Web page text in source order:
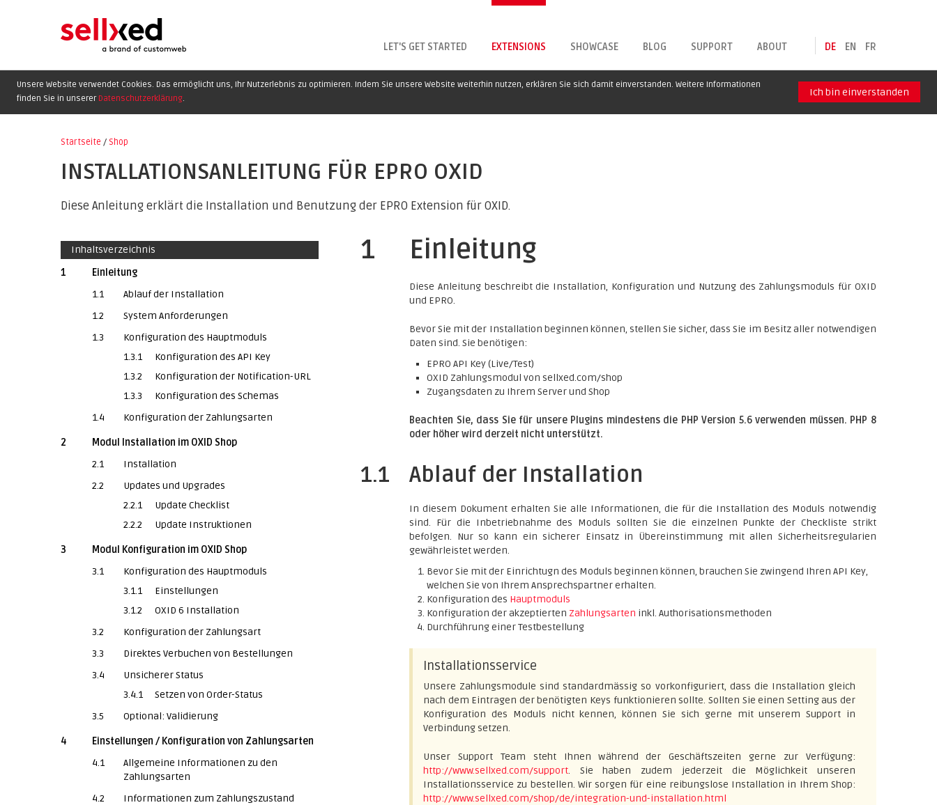
DE EN FR
LET'S GET STARTED EXTENSIONS SHOWCASE BLOG SUPPORT ABOUT
Unsere Website verwendet Cookies. Das ermöglicht uns, Ihr Nutzerlebnis zu optimieren. Indem Sie unsere Website weiterhin nutzen, erklären Sie sich damit einverstanden. Weitere Informationen
finden Sie in unserer Datenschutzerklärung.
Ich bin einverstanden
Startseite / Shop
INSTALLATIONSANLEITUNG FÜR EPRO OXID
Diese Anleitung erklärt die Installation und Benutzung der EPRO Extension für OXID.
Inhaltsverzeichnis
1
Einleitung
1.1
Ablauf der Installation
1.2
System Anforderungen
1.3
Konfiguration des Hauptmoduls
1.3.1
Konfiguration des API Key
1.3.2
Konfiguration der Notification-URL
1.3.3
Konfiguration des Schemas
1.4
Konfiguration der Zahlungsarten
2
Modul Installation im OXID Shop
2.1
Installation
2.2
Updates und Upgrades
2.2.1
Update Checklist
2.2.2
Update Instruktionen
3
Modul Konfiguration im OXID Shop
3.1
Konfiguration des Hauptmoduls
3.1.1
Einstellungen
3.1.2
OXID 6 Installation
3.2
Konfiguration der Zahlungsart
3.3
Direktes Verbuchen von Bestellungen
3.4
Unsicherer Status
3.4.1
Setzen von Order-Status
3.5
Optional: Validierung
4
Einstellungen / Konfiguration von Zahlungsarten
4.1
Allgemeine Informationen zu den
Zahlungsarten
4.2
Informationen zum Zahlungszustand
1 Einleitung
Diese Anleitung beschreibt die Installation, Konfiguration und Nutzung des Zahlungsmoduls für OXID
und EPRO.
Bevor Sie mit der Installation beginnen können, stellen Sie sicher, dass Sie im Besitz aller notwendigen
Daten sind. Sie benötigen:
EPRO API Key (Live/Test)
OXID Zahlungsmodul von sellxed.com/shop
Zugangsdaten zu Ihrem Server und Shop
Beachten Sie, dass Sie für unsere Plugins mindestens die PHP Version 5.6 verwenden müssen. PHP 8
oder höher wird derzeit nicht unterstützt.
1.1 Ablauf der Installation
In diesem Dokument erhalten Sie alle Informationen, die für die Installation des Moduls notwendig
sind. Für die Inbetriebnahme des Moduls sollten Sie die einzelnen Punkte der Checkliste strikt
befolgen. Nur so kann ein sicherer Einsatz in Übereinstimmung mit allen Sicherheitsregularien
gewährleistet werden.
Bevor Sie mit der Einrichtugn des Moduls beginnen können, brauchen Sie zwingend Ihren API Key,
welchen Sie von Ihrem Ansprechspartner erhalten.
Konfiguration des Hauptmoduls
Konfiguration der akzeptierten Zahlungsarten inkl. Authorisationsmethoden
Durchführung einer Testbestellung
Installationsservice
Unsere Zahlungsmodule sind standardmässig so vorkonfiguriert, dass die Installation gleich
nach dem Eintragen der benötigten Keys funktionieren sollte. Sollten Sie einen Setting aus der
Konfiguration des Moduls nicht kennen, können Sie sich gerne mit unserem Support in
Verbindung setzen.
Unser Support Team steht Ihnen während der Geschäftszeiten gerne zur Verfügung:
http://www.sellxed.com/support. Sie haben zudem jederzeit die Möglichkeit unseren
Installationsservice zu bestellen. Wir sorgen für eine reibungslose Installation in Ihrem Shop:
http://www.sellxed.com/shop/de/integration-und-installation.html